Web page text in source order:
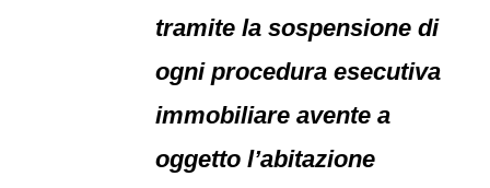
tramite la sospensione di
ogni procedura esecutiva
immobiliare avente a
oggetto l’abitazione